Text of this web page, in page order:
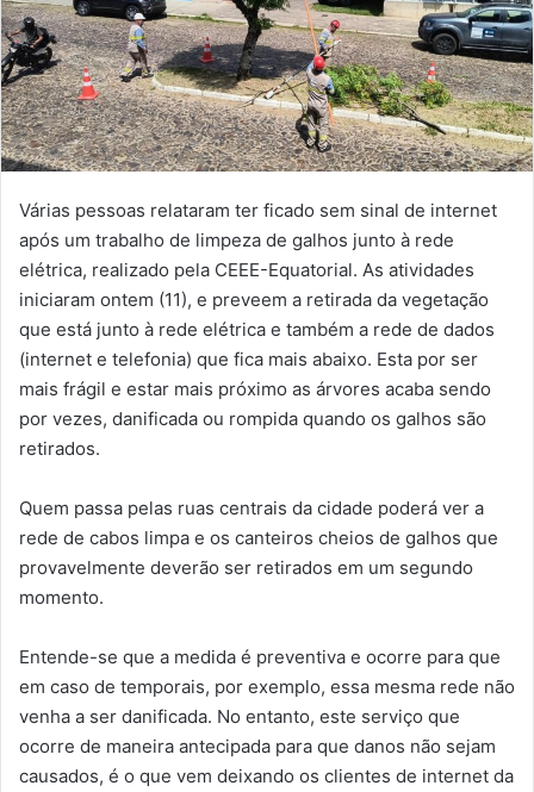
Várias pessoas relataram ter ficado sem sinal de internet
após um trabalho de limpeza de galhos junto à rede
elétrica, realizado pela CEEE-Equatorial. As atividades
iniciaram ontem (11), e preveem a retirada da vegetação
que está junto à rede elétrica e também a rede de dados
(internet e telefonia) que fica mais abaixo. Esta por ser
mais frágil e estar mais próximo as árvores acaba sendo
por vezes, danificada ou rompida quando os galhos são
retirados.
Quem passa pelas ruas centrais da cidade poderá ver a
rede de cabos limpa e os canteiros cheios de galhos que
provavelmente deverão ser retirados em um segundo
momento.
Entende-se que a medida é preventiva e ocorre para que
em caso de temporais, por exemplo, essa mesma rede não
venha a ser danificada. No entanto, este serviço que
ocorre de maneira antecipada para que danos não sejam
causados, é o que vem deixando os clientes de internet da